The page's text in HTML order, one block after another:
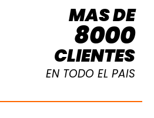
MAS DE
8000
CLIENTES
EN TODO EL PAIS